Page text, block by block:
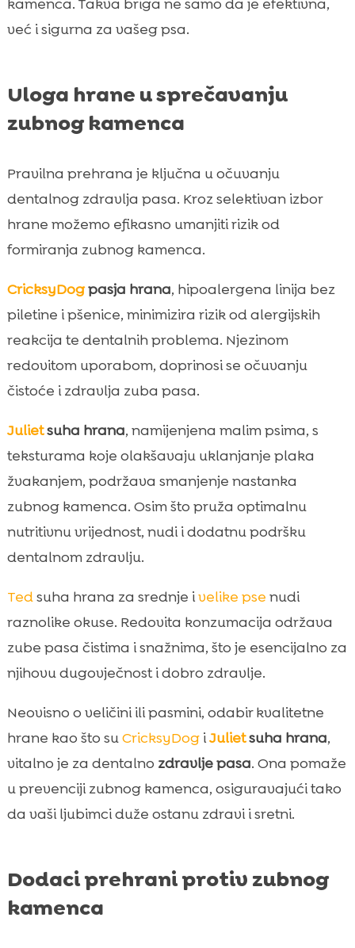
kamenca. Takva briga ne samo da je efektivna,
već i sigurna za vašeg psa.
Uloga hrane u sprečavanju
zubnog kamenca
Pravilna prehrana je ključna u očuvanju
dentalnog zdravlja pasa. Kroz selektivan izbor
hrane možemo efikasno umanjiti rizik od
formiranja zubnog kamenca.
CricksyDogpasja hrana, hipoalergena linija bez
piletine i pšenice, minimizira rizik od alergijskih
reakcija te dentalnih problema. Njezinom
redovitom uporabom, doprinosi se očuvanju
čistoće i zdravlja zuba pasa.
Julietsuha hrana, namijenjena malim psima, s
teksturama koje olakšavaju uklanjanje plaka
žvakanjem, podržava smanjenje nastanka
zubnog kamenca. Osim što pruža optimalnu
nutritivnu vrijednost, nudi i dodatnu podršku
dentalnom zdravlju.
Tedsuha hrana za srednje ivelike pse nudi
raznolike okuse. Redovita konzumacija održava
zube pasa čistima i snažnima, što je esencijalno za
njihovu dugovječnost i dobro zdravlje.
Neovisno o veličini ili pasmini, odabir kvalitetne
hrane kao što suCricksyDogiJulietsuha hrana,
vitalno je za dentalno zdravlje pasa. Ona pomaže
u prevenciji zubnog kamenca, osiguravajući tako
da vaši ljubimci duže ostanu zdravi i sretni.
Dodaci prehrani protiv zubnog
kamenca